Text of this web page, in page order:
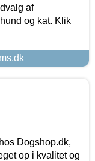
af
og kat. Klik
Dogshop.dk,
op i kvalitet og